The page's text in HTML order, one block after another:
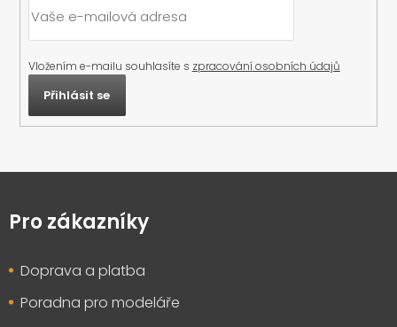
Vložením e-mailu souhlasíte s zpracování osobních údajů
Přihlásit se
pPro zákazníky
Doprava a platba
Poradna pro modeláře